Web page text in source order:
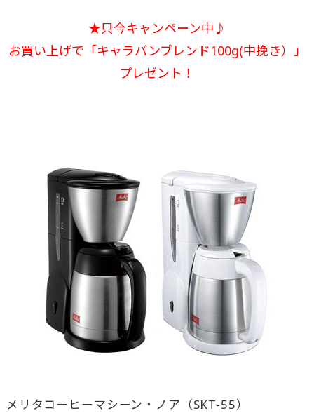
★只今キャンペーン中♪
お買い上げで「キャラバンブレンド100g(中挽き）」
プレゼント！
メリタコーヒーマシーン・ノア（SKT-55）